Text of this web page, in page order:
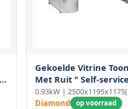
Gekoelde Vitrine
Met Ruit " Self-
Sokkels
0.93kW |
Diamond op voorraad